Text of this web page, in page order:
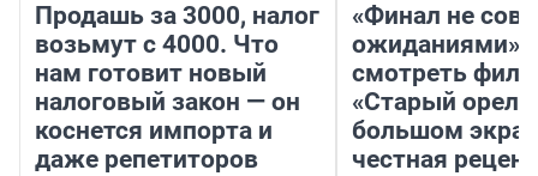
Продашь за 3000, налог
возьмут с 4000. Что
нам готовит новый
налоговый закон — он
коснется импорта и
даже репетиторов
«Финал не
ожиданиями»:
смотреть
«Старый орел»
большом
честная